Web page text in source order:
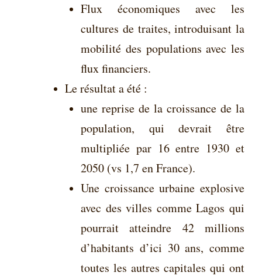
Flux économiques avec les
cultures de traites, introduisant la
mobilité des populations avec les
flux financiers.
Le résultat a été :
une reprise de la croissance de la
population, qui devrait être
multipliée par 16 entre 1930 et
2050 (vs 1,7 en France).
Une croissance urbaine explosive
avec des villes comme Lagos qui
pourrait atteindre 42 millions
d’habitants d’ici 30 ans, comme
toutes les autres capitales qui ont